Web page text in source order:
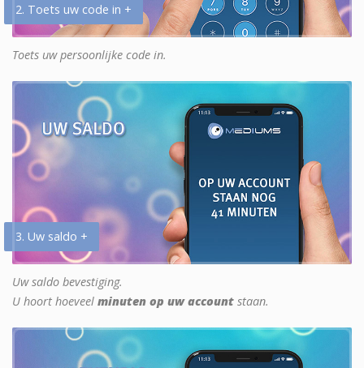
2. Toets uw code in +
Toets uw persoonlijke code in.
3. Uw saldo +
Uw saldo bevestiging.
U hoort hoeveel minuten op uw account staan.